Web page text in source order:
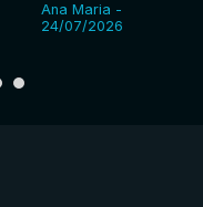
Ana Maria -
24/07/2026